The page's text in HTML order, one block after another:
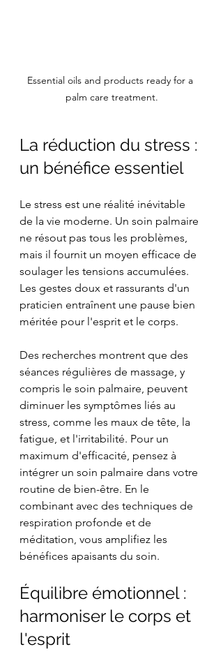
Essential oils and products ready for a
palm care treatment.
La réduction du stress :
un bénéfice essentiel
Le stress est une réalité inévitable
de la vie moderne. Un soin palmaire
ne résout pas tous les problèmes,
mais il fournit un moyen efficace de
soulager les tensions accumulées.
Les gestes doux et rassurants d'un
praticien entraînent une pause bien
méritée pour l'esprit et le corps.
Des recherches montrent que des
séances régulières de massage, y
compris le soin palmaire, peuvent
diminuer les symptômes liés au
stress, comme les maux de tête, la
fatigue, et l'irritabilité. Pour un
maximum d'efficacité, pensez à
intégrer un soin palmaire dans votre
routine de bien-être. En le
combinant avec des techniques de
respiration profonde et de
méditation, vous amplifiez les
bénéfices apaisants du soin.
Équilibre émotionnel :
harmoniser le corps et
l'esprit